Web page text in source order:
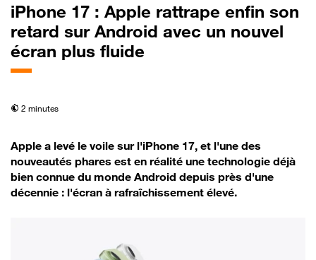
iPhone 17 : Apple rattrape enfin son
retard sur Android avec un nouvel
écran plus fluide
temps de lecture
2 minutes
Apple a levé le voile sur l'iPhone 17, et l'une des
nouveautés phares est en réalité une technologie déjà
bien connue du monde Android depuis près d'une
décennie : l'écran à rafraîchissement élevé.